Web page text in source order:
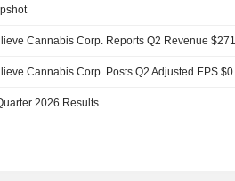
2026 Results